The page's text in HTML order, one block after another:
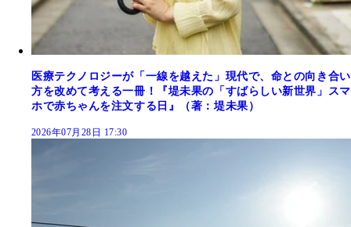
医療テクノロジーが「一線を越えた」現代で、命との向き合い
方を改めて考える一冊！『堤未果の「すばらしい新世界」スマ
ホで赤ちゃんを注文する日』（著：堤未果）
2026年07月28日 17:30